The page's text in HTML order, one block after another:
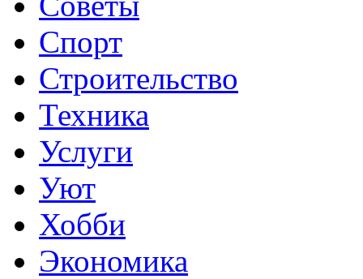
Спорт
Строительство
Техника
Услуги
Уют
Хобби
Экономика